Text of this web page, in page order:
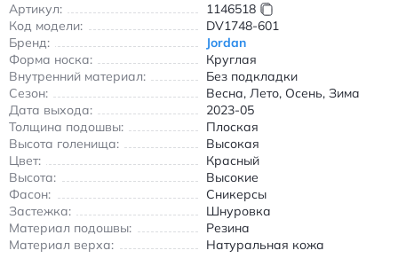
время года благодаря прочному материалу верха и
износостойкой конструкции. Внутренняя отделка без
подкладки обеспечивает оптимальную вентиляцию, а
круглый носок добавляет комфорта при движении.
Идеальный выбор для тех, кто ценит сочетание легендарного
стиля и практичности в обуви. Jordan Air Jordan 1 кроссовки
высокие кожаные красно-чёрные для повседневной носки и
спорта.
Артикул:
1146518
Код модели:
DV1748-601
Бренд:
Jordan
Форма носка:
Круглая
Внутренний материал:
Без подкладки
Сезон:
Весна, Лето, Осень, Зима
Дата выхода:
2023-05
Толщина подошвы:
Плоская
Высота голенища:
Высокая
Цвет:
Красный
Высота:
Высокие
Фасон:
Сникерсы
Застежка:
Шнуровка
Материал подошвы:
Резина
Материал верха:
Натуральная кожа